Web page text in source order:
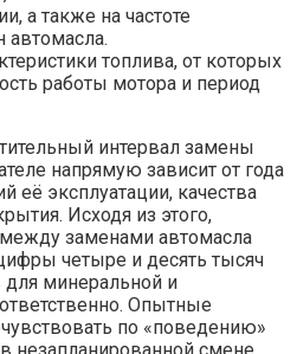
а также на частоте
топлива, от которых
работы мотора и период
интервал замены
напрямую зависит от года
её эксплуатации, качества
Исходя из этого,
заменами автомасла
четыре и десять тысяч
минеральной и
Опытные
по «поведению»